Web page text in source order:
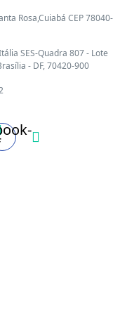
Rosa,Cuiabá CEP 78040-
SES-Quadra 807 - Lote
- DF, 70420-900